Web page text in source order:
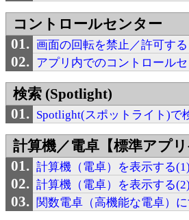
コントロールセンター
画面の回転を禁止／許可する
アプリ内でのコントロール
検索 (Spotlight)
Spotlight(スポットライト)で
計算機／電卓【標準アプリ
計算機（電卓）を表示する(1)
計算機（電卓）を表示する(2)
関数電卓（高機能な電卓）